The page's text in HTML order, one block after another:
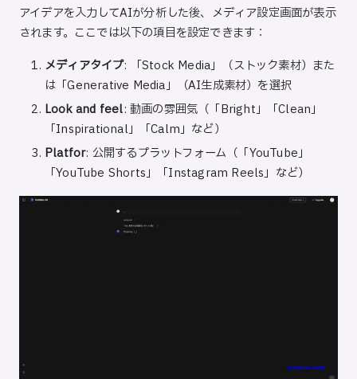
アイデアを入力してAIが分析した後、メディア設定画面が表示
されます。ここでは以下の項目を設定できます：
メディアタイプ: 「Stock Media」（ストック素材）また
は「Generative Media」（AI生成素材）を選択
Look and feel: 動画の雰囲気（「Bright」「Clean」
「Inspirational」「Calm」など）
Platfor: 公開するプラットフォーム（「YouTube」
「YouTube Shorts」「Instagram Reels」など）